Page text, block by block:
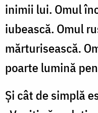
inimii lui. Omul
iubească. Omul
mărturisească.
poarte lumină
Și cât de simplă